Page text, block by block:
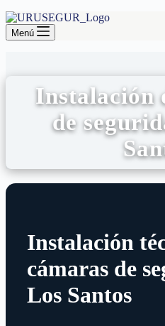
Menú
Instalación
de
Instalación
cámaras de
Los Santos